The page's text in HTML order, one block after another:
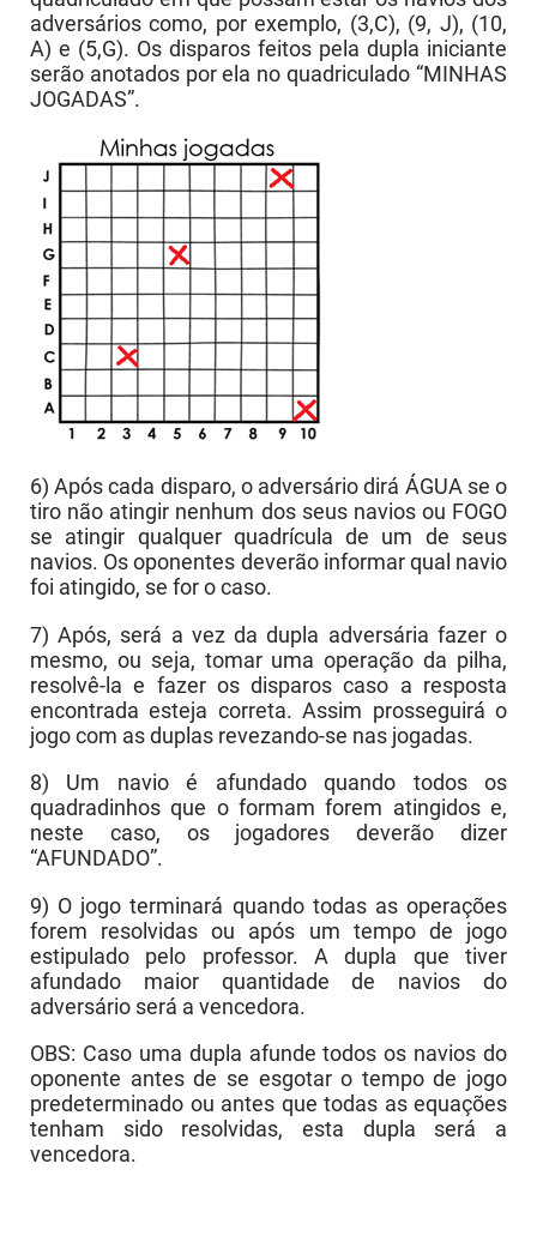
adversários como, por exemplo, (3,C), (9, J), (10,
A) e (5,G). Os disparos feitos pela dupla iniciante
serão anotados por ela no quadriculado “MINHAS
JOGADAS”.
6) Após cada disparo, o adversário dirá ÁGUA se o
tiro não atingir nenhum dos seus navios ou FOGO
se atingir qualquer quadrícula de um de seus
navios. Os oponentes deverão informar qual navio
foi atingido, se for o caso.
7) Após, será a vez da dupla adversária fazer o
mesmo, ou seja, tomar uma operação da pilha,
resolvê-la e fazer os disparos caso a resposta
encontrada esteja correta. Assim prosseguirá o
jogo com as duplas revezando-se nas jogadas.
8) Um navio é afundado quando todos os
quadradinhos que o formam forem atingidos e,
neste caso, os jogadores deverão dizer
“AFUNDADO”.
9) O jogo terminará quando todas as operações
forem resolvidas ou após um tempo de jogo
estipulado pelo professor. A dupla que tiver
afundado maior quantidade de navios do
adversário será a vencedora.
OBS: Caso uma dupla afunde todos os navios do
oponente antes de se esgotar o tempo de jogo
predeterminado ou antes que todas as equações
tenham sido resolvidas, esta dupla será a
vencedora.